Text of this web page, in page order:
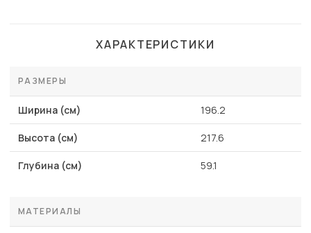
ХАРАКТЕРИСТИКИ
РАЗМЕРЫ
Ширина (см) 196.2
Высота (см) 217.6
Глубина (см) 59.1
МАТЕРИАЛЫ